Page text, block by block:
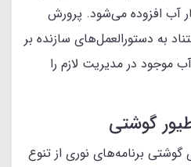
آب افزوده می‌شود. پرورش
به دستورالعمل‌های سازنده بر
موجود در مدیریت لازم را
گوشتی
برنامه‌های نوری از تنوع